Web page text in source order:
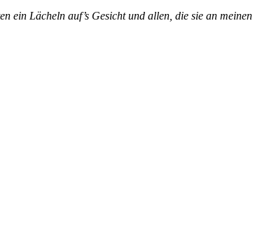
ein Lächeln auf’s Gesicht und allen, die sie an meinen